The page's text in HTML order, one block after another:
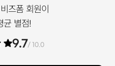
즈폼 회원이
균 별점!
9.7/ 10.0